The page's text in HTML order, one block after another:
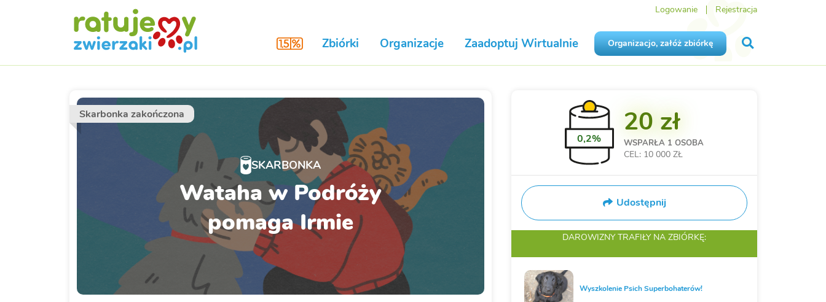
Logowanie Rejestracja
Zbiórki Organizacje Zaadoptuj Wirtualnie Organizacjo, załóż zbiórkę
Skarbonka zakończona
SKARBONKA
Wataha w Podróży
pomaga Irmie
0,2%
20 zł
WSPARŁA 1 OSOBA
CEL: 10 000 ZŁ
Udostępnij
DAROWIZNY TRAFIŁY NA ZBIÓRKĘ:
Wyszkolenie Psich Superbohaterów!